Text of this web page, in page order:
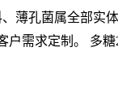
薄孔菌属全部实体
户需求定制。 多糖